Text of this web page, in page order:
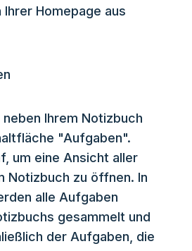
Homepage aus
Ihrem Notizbuch
"Aufgaben".
um eine Ansicht aller
Notizbuch zu öffnen. In
alle Aufgaben
gesammelt und
der Aufgaben, die